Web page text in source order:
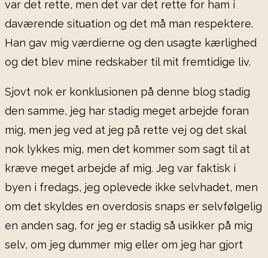
var det rette, men det var det rette for ham i
daværende situation og det må man respektere.
Han gav mig værdierne og den usagte kærlighed
og det blev mine redskaber til mit fremtidige liv.
Sjovt nok er konklusionen på denne blog stadig
den samme, jeg har stadig meget arbejde foran
mig, men jeg ved at jeg på rette vej og det skal
nok lykkes mig, men det kommer som sagt til at
kræve meget arbejde af mig. Jeg var faktisk i
byen i fredags, jeg oplevede ikke selvhadet, men
om det skyldes en overdosis snaps er selvfølgelig
en anden sag, for jeg er stadig så usikker på mig
selv, om jeg dummer mig eller om jeg har gjort